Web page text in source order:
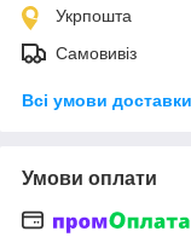
Укрпошта
Самовивіз
Всі умови доставки
Умови оплати